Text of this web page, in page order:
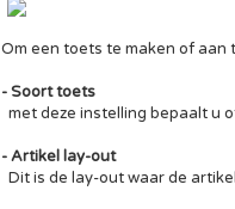
Om een toets te maken of aan
- Soort toets
met deze instelling bepaalt u
- Artikel lay-out
Dit is de lay-out waar de